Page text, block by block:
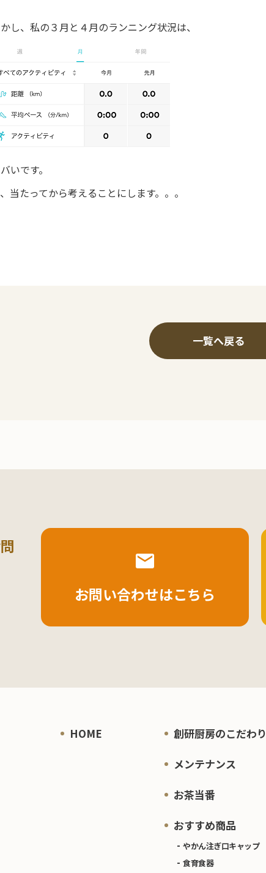
し、私の３月と４月のランニング状況は、
いです。
当たってから考えることにします。。。
一覧へ戻る
お問い合わせはこちら
HOME
創研厨房のこだわり
メンテナンス
お茶当番
おすすめ商品
やかん注ぎ口キャップ
食育食器